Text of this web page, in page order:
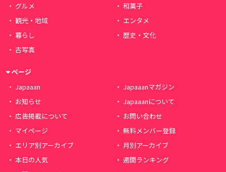
グルメ
和菓子
観光・地域
エンタメ
暮らし
歴史・文化
古写真
ページ
Japaaan
Japaaanマガジン
お知らせ
Japaaanについて
広告掲載について
お問い合わせ
マイページ
無料メンバー登録
エリア別アーカイブ
月別アーカイブ
本日の人気
週間ランキング